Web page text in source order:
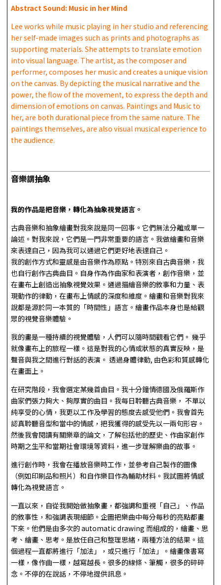
Abstract Sound: Music in her Mind
Lee works while music playing in her studio and referencing
her self-made images such as prints and photographs as
supporting materials. She attempts to translate emotion
into visual language. The artist, as the composer and
performer, composes her music and creates a unique vision
on the canvas. By depicting the musical narrative and the
power, the flow of the movement, to express the depth and
dimension of emotions on canvas. Paintings and Music to
her, are both durational piece from the same nature. The
paintings themselves, are also visual musical experience to
the audience.
音樂謂抽象
我的作品是把音樂，轉化為抽象視覺語言。
古典音樂和抽象繪畫對我來說是同一回事。它們無法分離或單一
論述。對我來說，它們是一門非常重要的語言。我做繪畫和音樂
來表達自己，因為我可以通過它們更好地表達自己。
我的創作方式和靈感是由音樂作為原點。特別來自古典音樂，我
也自行創作古典曲目。自身作為作曲家和表演者，創作音樂，並
在畫布上創造出抽象視覺效果。通過描繪音樂的敘事和力量、表
現動作的律動，在畫布上情感的深度和維度。繪畫和音樂對我來
說都是源於同一本質的「時間性」語言。繪畫作品本身也是給觀
眾的視覺音樂體驗。
我的畫是一種持續的視覺體驗，人們可以隨時間觀看它們。 幾乎
就像畫布上的旅程一樣。這是對我的心情或狀態的真實反映，是
聲音與我之間進行對話的表演。 透過身體律動, 由色彩和質感轉化
在畫面上。
在研究階段，我會選定某幾首曲目。我十分鐘情德國及俄羅斯作
曲家們張力夠大、夠厚實的曲目。我每日聆聽古典音樂， 不單以
純享受的心情，我更以工作及學習的態度去感受他們。我會首先
認真聆聽音型和當中的情感，把我獲得的感受先以一兩句形容。
然後我會閱讀有關樂章的論文，了解包括他的歷史、作曲家創作
時期之生平和當期社會環境等資料，進一步理解樂曲的故事。
進行創作時，我會在播放音樂時工作，並參考自己製作的圖像
（例如印刷品和照片）和自作樂目作為輔助材料。我試圖將情感
轉化為視覺語言。
一直以來，自從我開始做抽象畫，都強調和重視「自己」、作品
的敘事性，和強調表現細節。企圖把樂曲中每分每秒的亮點都畫
下來。他們是由多次的 automatic drawing 而組成的，繪畫、思
考、繪畫、思考。是放任自己和整理思緒，兩種方法的結果。這
個過程一直都將進行「加法」，或只進行「加法」。繪畫像書寫
一樣，像作曲一樣，越寫越長。很多的線條、筆觸，很多的碎碎
念。不停的在說話，不停地提供訊息。